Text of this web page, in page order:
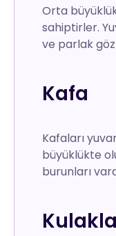
Orta
sahiptirler.
ve parlak
Kafa
Kafaları
büyüklükte
burunları